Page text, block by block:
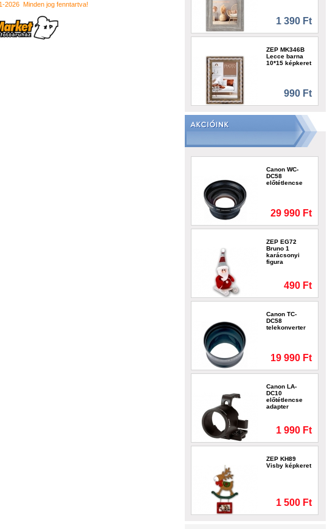
2026 Minden jog fenntartva!
1 390 Ft
ZEP MK346B
Lecce barna
10*15 képkeret
990 Ft
Canon WC-
DC58
előtétlencse
29 990 Ft
ZEP EG72
Bruno 1
karácsonyi
figura
490 Ft
Canon TC-
DC58
telekonverter
19 990 Ft
Canon LA-
DC10
előtétlencse
adapter
1 990 Ft
ZEP KH89
Visby képkeret
1 500 Ft